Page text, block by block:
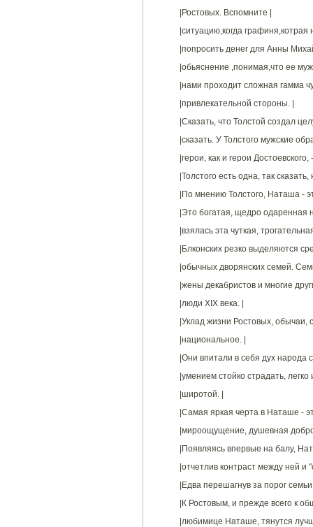
|Ростовых. Вспомните |
|ситуацию,когда
|попросить денег для Анны
|обьяснение ,понимая,что ее
|нами проходит сложная гамма
|привлекательной стороны. |
|Сказать, что Толстой создал
|сказать. У Толстого мужские
|герои, как и герои
|Толстого есть одна, так
|По мнению Толстого, Наташа -
|Это богатая, щедро одаренная
|взялась эта чуткая,
|Блконских резко выделяются
|обычных дворянских семей.
|жены декабристов и многие
|люди XIX века. |
|Уклад жизни Ростовых, обычаи,
|национальное. |
|Они впитали в себя дух народа
|умением стойко страдать,
|широтой. |
|Самая яркая черта в Наташе -
|мироощущение, душевная
|Появляясь впервые на балу,
|отчетлив контраст между ней и
|Едва перешагнув за порог
|К Ростовым, и прежде всего к
|любимице Наташе, тянутся